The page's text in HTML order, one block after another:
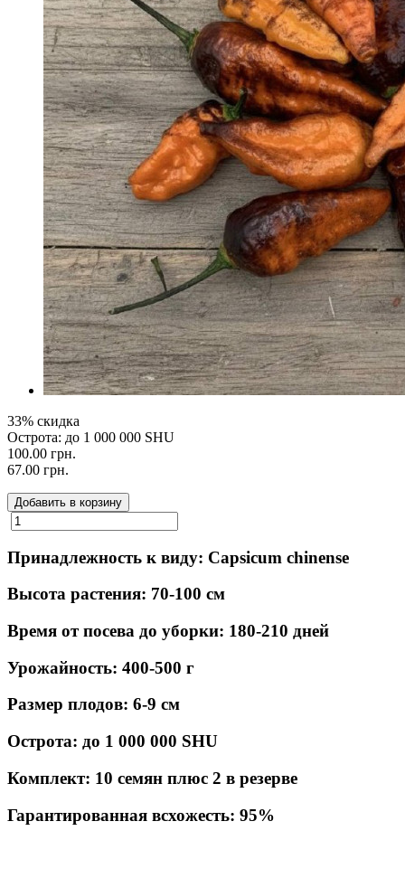
33% скидка
Острота: до 1 000 000 SHU
100.00 грн.
67.00 грн.
Добавить в корзину
Принадлежность к виду: Capsicum chinense
Высота растения: 70-100 см
Время от посева до уборки: 180-210 дней
Урожайность: 400-500 г
Размер плодов: 6-9 см
Острота: до 1 000 000 SHU
Комплект: 10 семян плюс 2 в резерве
Гарантированная всхожесть: 95%